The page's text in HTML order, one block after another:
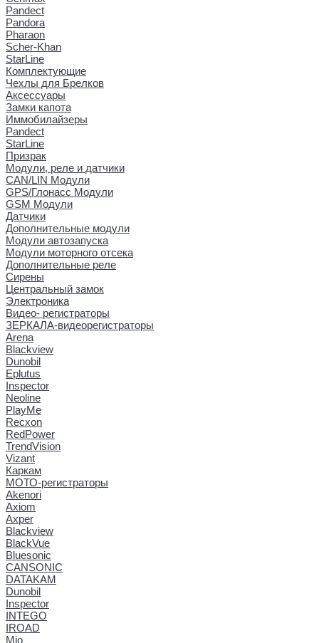
Pandect
Pandora
Pharaon
Scher-Khan
StarLine
Комплектующие
Чехлы для Брелков
Аксессуары
Замки капота
Иммобилайзеры
Pandect
StarLine
Призрак
Модули, реле и датчики
CAN/LIN Модули
GPS/Глонасс Модули
GSM Модули
Датчики
Дополнительные модули
Модули автозапуска
Модули моторного отсека
Дополнительные реле
Сирены
Центральный замок
Электроника
Видео- регистраторы
ЗЕРКАЛА-видеорегистраторы
Arena
Blackview
Dunobil
Eplutus
Inspector
Neoline
PlayMe
Recxon
RedPower
TrendVision
Vizant
Каркам
МОТО-регистраторы
Akenori
Axiom
Axper
Blackview
BlackVue
Bluesonic
CANSONIC
DATAKAM
Dunobil
Inspector
INTEGO
IROAD
Mio